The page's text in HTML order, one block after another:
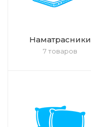
Наматрасники
7 товаров